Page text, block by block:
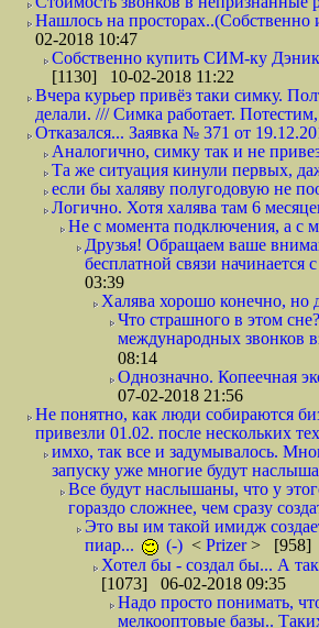
Нашлось на просторах..(Собственно
02-2018 10:47
Собственно купить СИМ-ку
[1130] 10-02-2018 11:22
Вчера курьер привёз таки симку.
делали. /// Симка работает. Потестим,
Отказался... Заявка № 371 от
Аналогично, симку так и не
Та же ситуация кинули первых,
если бы халяву полугодовую не
Логично. Хотя халява там 6
Не с момента подключения, а с
Друзья! Обращаем ваше
бесплатной связи
03:39
Халява хорошо конечно,
Что страшного в этом
международных звонков
08:14
Однозначно. Копеечная
07-02-2018 21:56
Не понятно, как люди собираются
привезли 01.02. после нескольких
имхо, так все и задумывалось.
запуску уже многие будут
Все будут наслышаны, что у
гораздо сложнее, чем сразу
Это вы им такой имидж
пиар...
(-) < Prizer> [958]
Хотел бы - создал бы... А
[1073] 06-02-2018 09:35
Надо просто понимать,
мелкооптовые базы..